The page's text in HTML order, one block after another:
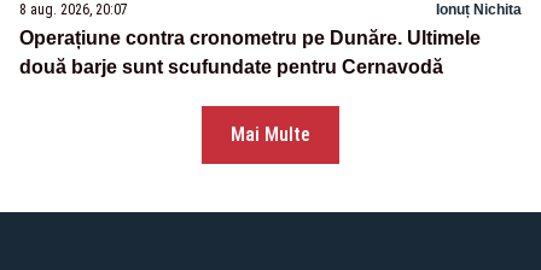
8 aug. 2026, 20:07 Ionuț Nichita
Operațiune contra cronometru pe Dunăre. Ultimele
două barje sunt scufundate pentru Cernavodă
Mai Multe